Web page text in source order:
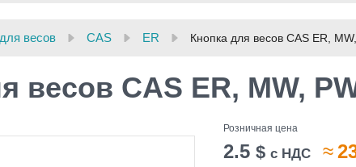
весов CAS ER Кнопка для весов CAS ER,
весов CAS ER, MW,
Розничная цена
2.5 $ с НДС ≈